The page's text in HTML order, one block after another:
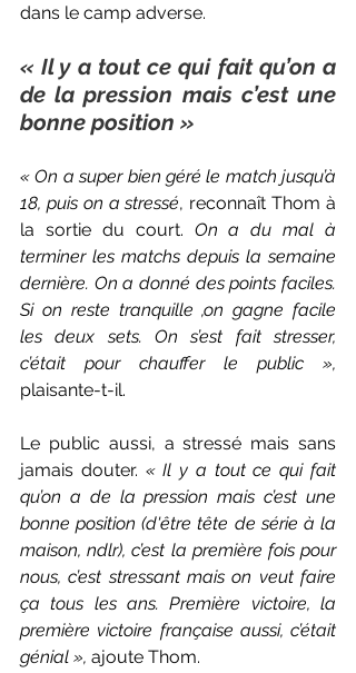
dans le camp adverse.
« Il y a tout ce qui fait qu’on a
de la pression mais c’est une
bonne position »
« On a super bien géré le match jusqu’à
18, puis on a stressé, reconnaît Thom à
la sortie du court. On a du mal à
terminer les matchs depuis la semaine
dernière. On a donné des points faciles.
Si on reste tranquille ,on gagne facile
les deux sets. On s’est fait stresser,
c’était pour chauffer le public »,
plaisante-t-il.
Le public aussi, a stressé mais sans
jamais douter. « Il y a tout ce qui fait
qu’on a de la pression mais c’est une
bonne position (d'être tête de série à la
maison, ndlr), c’est la première fois pour
nous, c’est stressant mais on veut faire
ça tous les ans. Première victoire, la
première victoire française aussi, c’était
génial », ajoute Thom.